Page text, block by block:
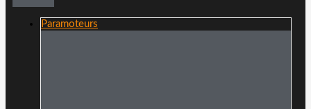
Paramoteurs